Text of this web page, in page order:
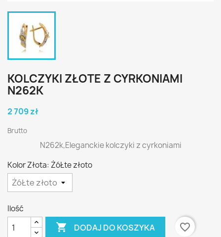
KOLCZYKI ZŁOTE Z CYRKONIAMI
N262K
2 709 zł
Brutto
N262k,Eleganckie kolczyki z cyrkoniami
Kolor Złota: ŻóŁte złoto
Ilość
 DODAJ DO KOSZYKA
favorite_border